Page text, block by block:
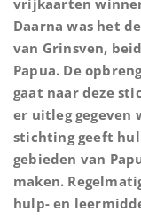
vrijkaarten
Daarna was het
van Grinsven,
Papua. De
gaat naar deze
er uitleg gegeven
stichting geeft
gebieden van
maken.
hulp- en